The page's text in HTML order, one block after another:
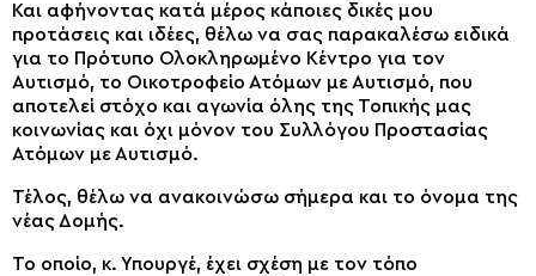
Και αφήνοντας κατά μέρος κάποιες δικές μου
προτάσεις και ιδέες, θέλω να σας παρακαλέσω ειδικά
για το Πρότυπο Ολοκληρωμένο Κέντρο για τον
Αυτισμό, το Οικοτροφείο Ατόμων με Αυτισμό, που
αποτελεί στόχο και αγωνία όλης της Τοπικής μας
κοινωνίας και όχι μόνον του Συλλόγου Προστασίας
Ατόμων με Αυτισμό.
Τέλος, θέλω να ανακοινώσω σήμερα και το όνομα της
νέας Δομής.
Το οποίο, κ. Υπουργέ, έχει σχέση με τον τόπο